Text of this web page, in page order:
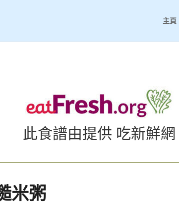
主頁
此食譜由提供 吃新鮮網
米粥